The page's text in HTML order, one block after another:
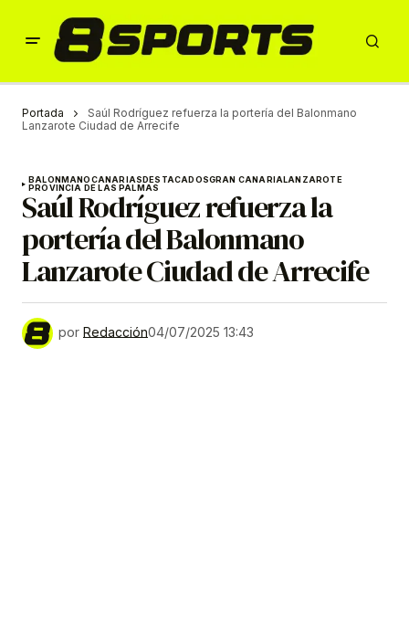
Portada
Saúl Rodríguez refuerza la portería del Balonmano
Lanzarote Ciudad de Arrecife
BALONMANOCANARIASDESTACADOSGRAN CANARIALANZAROTE
PROVINCIA DE LAS PALMAS
Saúl Rodríguez refuerza la
portería del Balonmano
Lanzarote Ciudad de Arrecife
por Redacción04/07/2025 13:43